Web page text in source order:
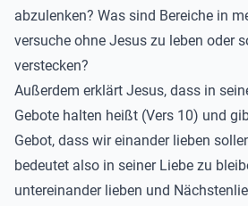
abzulenken? Was sind Bereiche in
versuche ohne Jesus zu leben oder
verstecken?
Außerdem erklärt Jesus, dass in
Gebote halten heißt (Vers 10) und
Gebot, dass wir einander lieben
bedeutet also in seiner Liebe zu
untereinander lieben und